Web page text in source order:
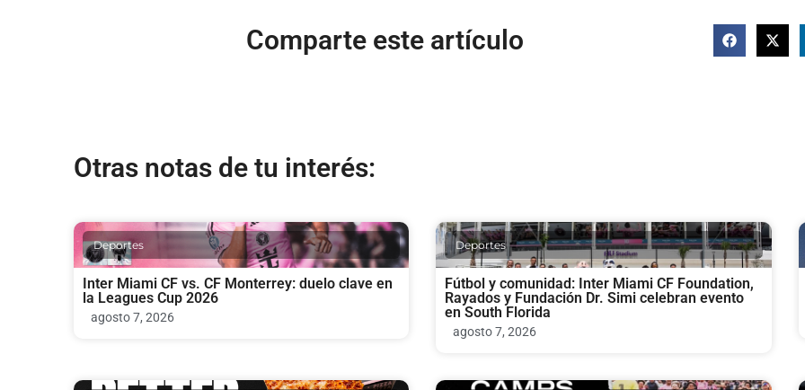
Comparte este artículo
Otras notas de tu interés:
Deportes
Inter Miami CF vs. CF Monterrey: duelo clave en
la Leagues Cup 2026
agosto 7, 2026
Deportes
Fútbol y comunidad: Inter Miami CF Foundation,
Rayados y Fundación Dr. Simi celebran evento
en South Florida
agosto 7, 2026